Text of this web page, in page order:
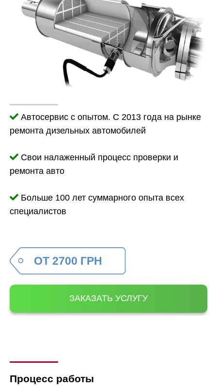
Автосервис с опытом. С 2013 года на рынке
ремонта дизельных автомобилей
Свои налаженный процесс проверки и
ремонта авто
Больше 100 лет суммарного опыта всех
специалистов
ЗАКАЗАТЬ УСЛУГУ
ОТ 2700 ГРН
Процесс работы